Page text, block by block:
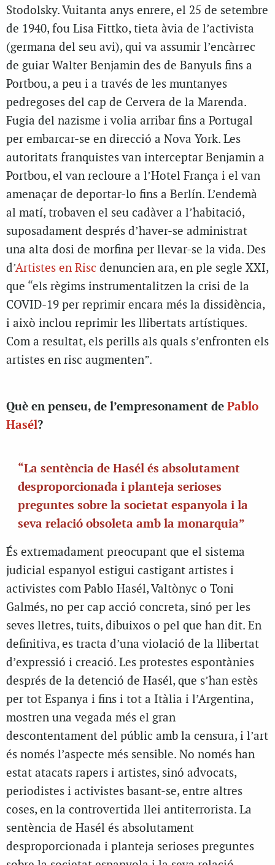
Stodolsky. Vuitanta anys enrere, el 25 de setembre
de 1940, fou Lisa Fittko, tieta àvia de l’activista
(germana del seu avi), qui va assumir l’encàrrec
de guiar Walter Benjamin des de Banyuls fins a
Portbou, a peu i a través de les muntanyes
pedregoses del cap de Cervera de la Marenda.
Fugia del nazisme i volia arribar fins a Portugal
per embarcar-se en direcció a Nova York. Les
autoritats franquistes van interceptar Benjamin a
Portbou, el van recloure a l’Hotel França i el van
amenaçar de deportar-lo fins a Berlín. L’endemà
al matí, trobaven el seu cadàver a l’habitació,
suposadament després d’haver-se administrat
una alta dosi de morfina per llevar-se la vida. Des
d’Artistes en Risc denuncien ara, en ple segle XXI,
que “els règims instrumentalitzen la crisi de la
COVID-19 per reprimir encara més la dissidència,
i això inclou reprimir les llibertats artístiques.
Com a resultat, els perills als quals s’enfronten els
artistes en risc augmenten”.
Què en penseu, de l’empresonament de Pablo
Hasél?
“La sentència de Hasél és absolutament
desproporcionada i planteja serioses
preguntes sobre la societat espanyola i la
seva relació obsoleta amb la monarquia”
És extremadament preocupant que el sistema
judicial espanyol estigui castigant artistes i
activistes com Pablo Hasél, Valtònyc o Toni
Galmés, no per cap acció concreta, sinó per les
seves lletres, tuits, dibuixos o pel que han dit. En
definitiva, es tracta d’una violació de la llibertat
d’expressió i creació. Les protestes espontànies
després de la detenció de Hasél, que s’han estès
per tot Espanya i fins i tot a Itàlia i l’Argentina,
mostren una vegada més el gran
descontentament del públic amb la censura, i l’art
és només l’aspecte més sensible. No només han
estat atacats rapers i artistes, sinó advocats,
periodistes i activistes basant-se, entre altres
coses, en la controvertida llei antiterrorista. La
sentència de Hasél és absolutament
desproporcionada i planteja serioses preguntes